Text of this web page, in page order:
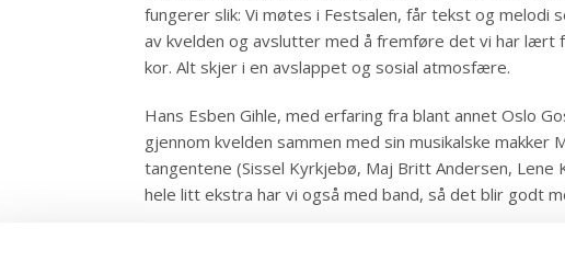
fungerer slik: Vi møtes i Festsalen, får tekst og melodi
av kvelden og avslutter med å fremføre det vi har
kor. Alt skjer i en avslappet og sosial atmosfære.
Hans Esben Gihle, med erfaring fra blant annet Oslo
gjennom kvelden sammen med sin musikalske makker
tangentene (Sissel Kyrkjebø, Maj Britt Andersen, Lene
hele litt ekstra har vi også med band, så det blir godt